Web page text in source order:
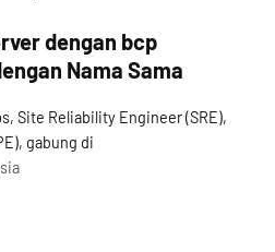
dengan bcp
Nama Sama
Site Reliability Engineer (SRE),
gabung di